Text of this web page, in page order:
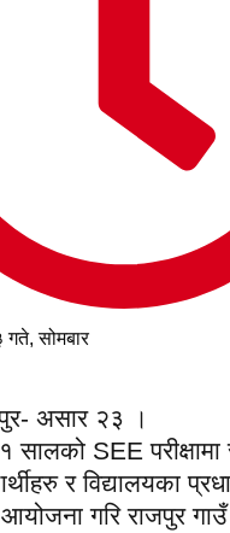
सोमबार
असार २३ ।
SEE परीक्षामा
र विद्यालयका
गरि राजपुर